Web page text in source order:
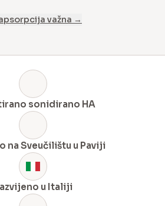
važna →
sonidirano HA
na Sveučilištu u Paviji
u Italiji